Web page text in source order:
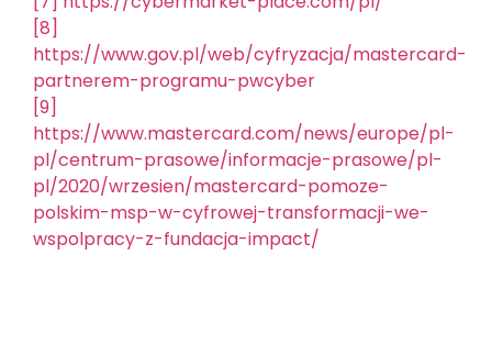
[8]
https://www.gov.pl/web/cyfryzacja/mastercard-
partnerem-programu-pwcyber
[9]
https://www.mastercard.com/news/europe/pl-
pl/centrum-prasowe/informacje-prasowe/pl-
pl/2020/wrzesien/mastercard-pomoze-
polskim-msp-w-cyfrowej-transformacji-we-
wspolpracy-z-fundacja-impact/